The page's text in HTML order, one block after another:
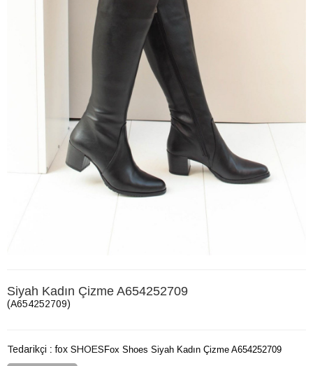
Siyah Kadın Çizme A654252709
(A654252709)
Tedarikçi : fox SHOES Fox Shoes Siyah Kadın Çizme A654252709